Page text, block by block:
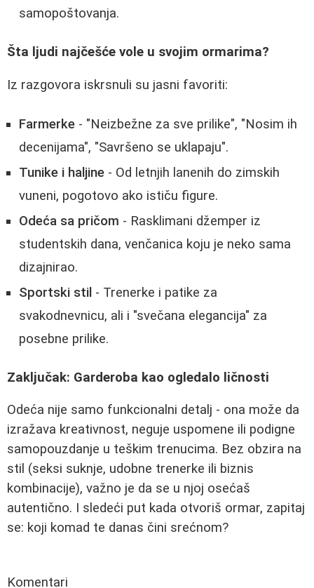
samopoštovanja.
Šta ljudi najčešće vole u svojim ormarima?
Iz razgovora iskrsnuli su jasni favoriti:
Farmerke - "Neizbežne za sve prilike", "Nosim ih
decenijama", "Savršeno se uklapaju".
Tunike i haljine - Od letnjih lanenih do zimskih
vuneni, pogotovo ako ističu figure.
Odeća sa pričom - Rasklimani džemper iz
studentskih dana, venčanica koju je neko sama
dizajnirao.
Sportski stil - Trenerke i patike za
svakodnevnicu, ali i "svečana elegancija" za
posebne prilike.
Zaključak: Garderoba kao ogledalo ličnosti
Odeća nije samo funkcionalni detalj - ona može da
izražava kreativnost, neguje uspomene ili podigne
samopouzdanje u teškim trenucima. Bez obzira na
stil (seksi suknje, udobne trenerke ili biznis
kombinacije), važno je da se u njoj osećaš
autentično. I sledeći put kada otvoriš ormar, zapitaj
se: koji komad te danas čini srećnom?
Komentari